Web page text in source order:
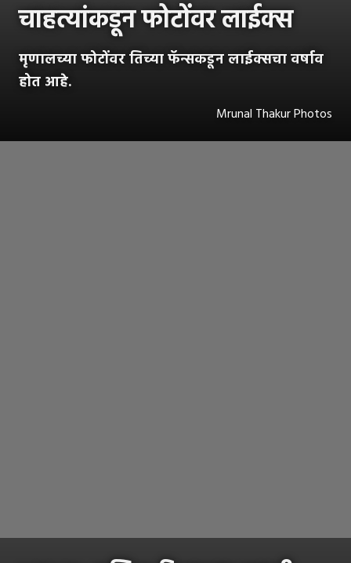
चाहत्यांकडून फोटोंवर लाईक्स
मृणालच्या फोटोंवर तिच्या फॅन्सकडून लाईक्सचा वर्षाव
होत आहे.
Mrunal Thakur Photos